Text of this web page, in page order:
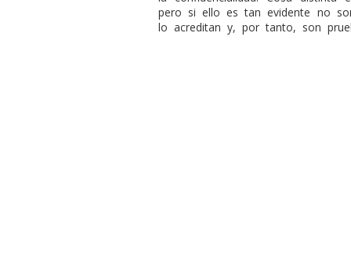
pero si ello es tan evidente no
lo acreditan y, por tanto, son